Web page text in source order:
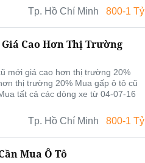
Tp. Hồ Chí Minh 800-1 Tỷ
Cao Hơn Thị Trường
mới giá cao hơn thị trường 20%
thị trường 20% Mua gấp ô tô cũ
tất cả các dòng xe từ 04-07-16
Tp. Hồ Chí Minh 800-1 Tỷ
Mua Ô Tô